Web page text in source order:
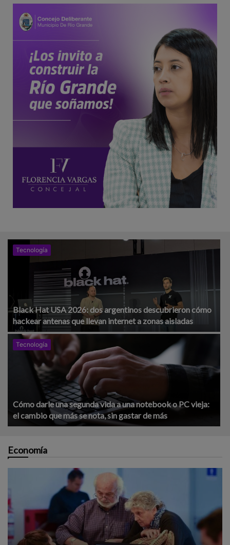
Tecnología
Black Hat USA 2026: dos argentinos descubrieron cómo
hackear antenas que llevan internet a zonas aisladas
Tecnología
Cómo darle una segunda vida a una notebook o PC vieja:
el cambio que más se nota, sin gastar de más
Economía